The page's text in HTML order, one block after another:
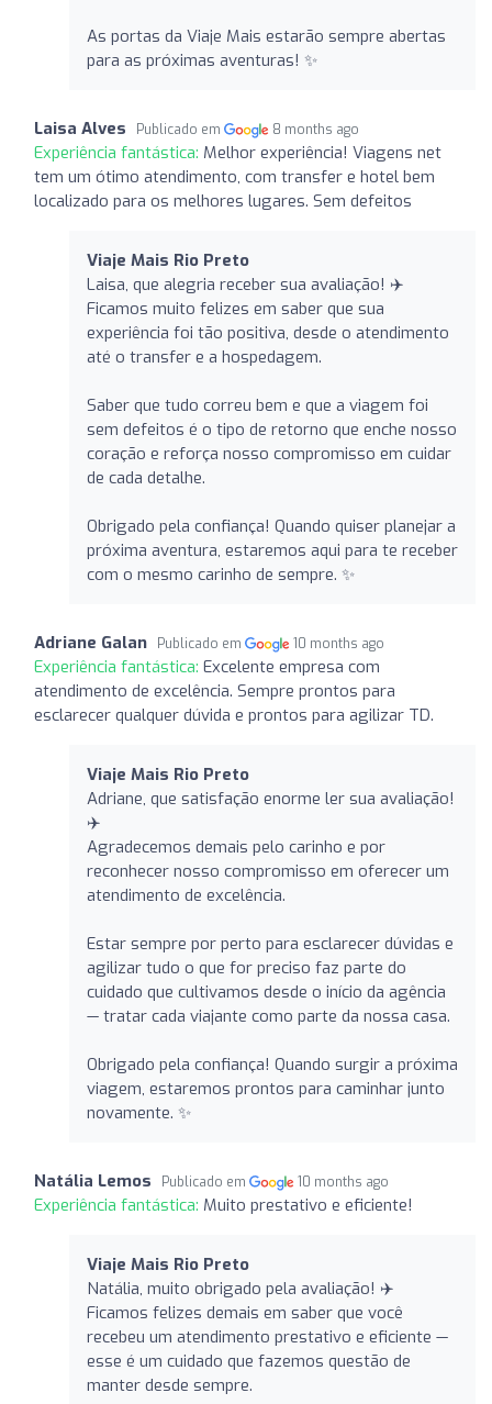
As portas da Viaje Mais estarão sempre abertas
para as próximas aventuras! ✨
Laisa Alves Publicado em 8 months ago
Experiência fantástica: Melhor experiência! Viagens net
tem um ótimo atendimento, com transfer e hotel bem
localizado para os melhores lugares. Sem defeitos
Viaje Mais Rio Preto
Laisa, que alegria receber sua avaliação! ✈️
Ficamos muito felizes em saber que sua
experiência foi tão positiva, desde o atendimento
até o transfer e a hospedagem.
Saber que tudo correu bem e que a viagem foi
sem defeitos é o tipo de retorno que enche nosso
coração e reforça nosso compromisso em cuidar
de cada detalhe.
Obrigado pela confiança! Quando quiser planejar a
próxima aventura, estaremos aqui para te receber
com o mesmo carinho de sempre. ✨
Adriane Galan Publicado em 10 months ago
Experiência fantástica: Excelente empresa com
atendimento de excelência. Sempre prontos para
esclarecer qualquer dúvida e prontos para agilizar TD.
Viaje Mais Rio Preto
Adriane, que satisfação enorme ler sua avaliação!
✈️
Agradecemos demais pelo carinho e por
reconhecer nosso compromisso em oferecer um
atendimento de excelência.
Estar sempre por perto para esclarecer dúvidas e
agilizar tudo o que for preciso faz parte do
cuidado que cultivamos desde o início da agência
— tratar cada viajante como parte da nossa casa.
Obrigado pela confiança! Quando surgir a próxima
viagem, estaremos prontos para caminhar junto
novamente. ✨
Natália Lemos Publicado em 10 months ago
Experiência fantástica: Muito prestativo e eficiente!
Viaje Mais Rio Preto
Natália, muito obrigado pela avaliação! ✈️
Ficamos felizes demais em saber que você
recebeu um atendimento prestativo e eficiente —
esse é um cuidado que fazemos questão de
manter desde sempre.